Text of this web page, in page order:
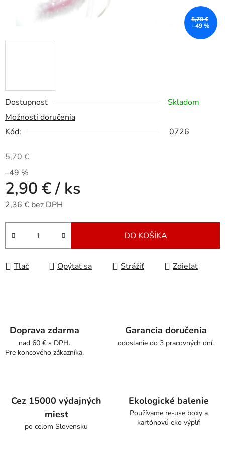
Dostupnosť
Skladom
Možnosti doručenia
Kód:
0726
5,70 €
–49 %
2,90 €/ ks
2,36 € bez DPH
Jednotková cena:
DO KOŠÍKA
Tlač Opýtať sa Strážiť Zdieľať
5,70 €
–49 %
Doprava zdarma
nad 60 € s DPH.
Pre koncového zákazníka.
Garancia doručenia
odoslanie do 3 pracovných dní.
Cez 15000 výdajných
miest
po celom Slovensku
Ekologické balenie
Používame re-use boxy a
kartónovú eko výplň